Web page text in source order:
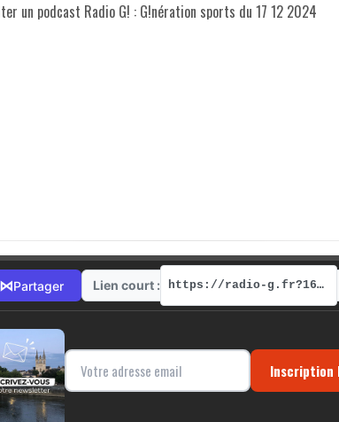
un podcast Radio G! : G!nération sports du 17 12 2024
⋈Partager Lien court : https://radio-g.fr?16293
Inscription